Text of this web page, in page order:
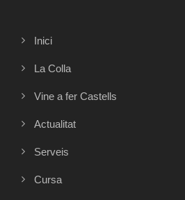
Inici
La Colla
Vine a fer Castells
Actualitat
Serveis
Cursa